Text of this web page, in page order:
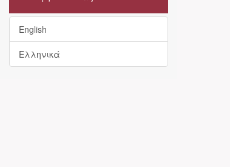
English
Ελληνικά